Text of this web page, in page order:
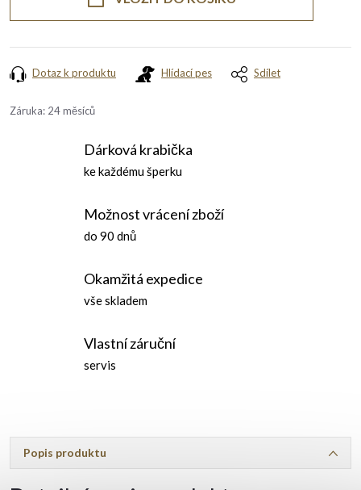
Dotaz k produktu Hlídací pes Sdílet
Záruka: 24 měsíců
Dárková krabička
ke každému šperku
Možnost vrácení zboží
do 90 dnů
Okamžitá expedice
vše skladem
Vlastní záruční
servis
Popis produktu